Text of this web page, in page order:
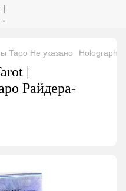
Таро Не указано
|
Райдера-